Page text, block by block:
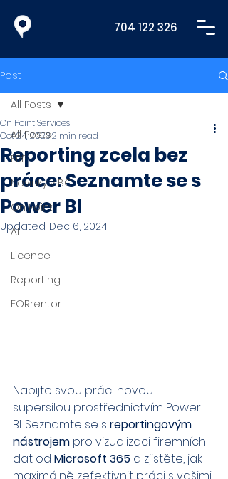
704 122 326
Post
All Posts
ERP
Novinky v BC
On Point
AI
Licence
Reporting
FORrentor
All Posts
Reporting zcela bez
práce: Seznamte se s
Power BI
On Point Services
Oct 24, 20232 min read
Updated: Dec 6, 2024
Nabijte svou práci novou
supersilou prostřednictvím Power
BI. Seznamte se s reportingovým
nástrojem pro vizualizaci firemních
dat od Microsoft 365 a zjistěte, jak
maximálně zefektivnit práci s vašimi